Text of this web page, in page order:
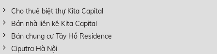
Cho thuê biệt thự Kita Capital
Bán nhà liền kề Kita Capital
Bán chung cư Tây Hồ Residence
Ciputra Hà Nội